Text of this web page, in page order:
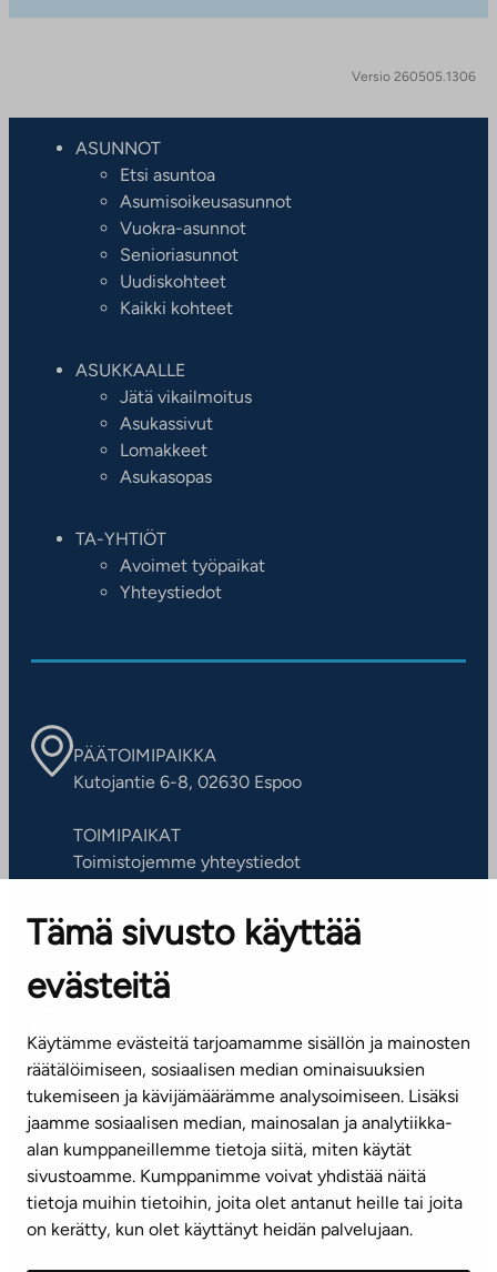
Tämä sivusto käyttää
evästeitä
Käytämme evästeitä tarjoamamme sisällön ja mainosten
räätälöimiseen, sosiaalisen median ominaisuuksien
tukemiseen ja kävijämäärämme analysoimiseen. Lisäksi
jaamme sosiaalisen median, mainosalan ja analytiikka-
alan kumppaneillemme tietoja siitä, miten käytät
sivustoamme. Kumppanimme voivat yhdistää näitä
tietoja muihin tietoihin, joita olet antanut heille tai joita
on kerätty, kun olet käyttänyt heidän palvelujaan.
Versio 260505.1306
ASUNNOT
Etsi asuntoa
Asumisoikeusasunnot
Vuokra-asunnot
Senioriasunnot
Uudiskohteet
Kaikki kohteet
ASUKKAALLE
Jätä vikailmoitus
Asukassivut
Lomakkeet
Asukasopas
TA-YHTIÖT
Avoimet työpaikat
Yhteystiedot
PÄÄTOIMIPAIKKA
Kutojantie 6-8, 02630 Espoo
TOIMIPAIKAT
Toimistojemme yhteystiedot
ASIAKASPALVELUKESKUS
Puh. 045 7734 3777
(arkisin klo 8-16)
info@ta.fi
Tilaa uutiskirje
Mediapankki